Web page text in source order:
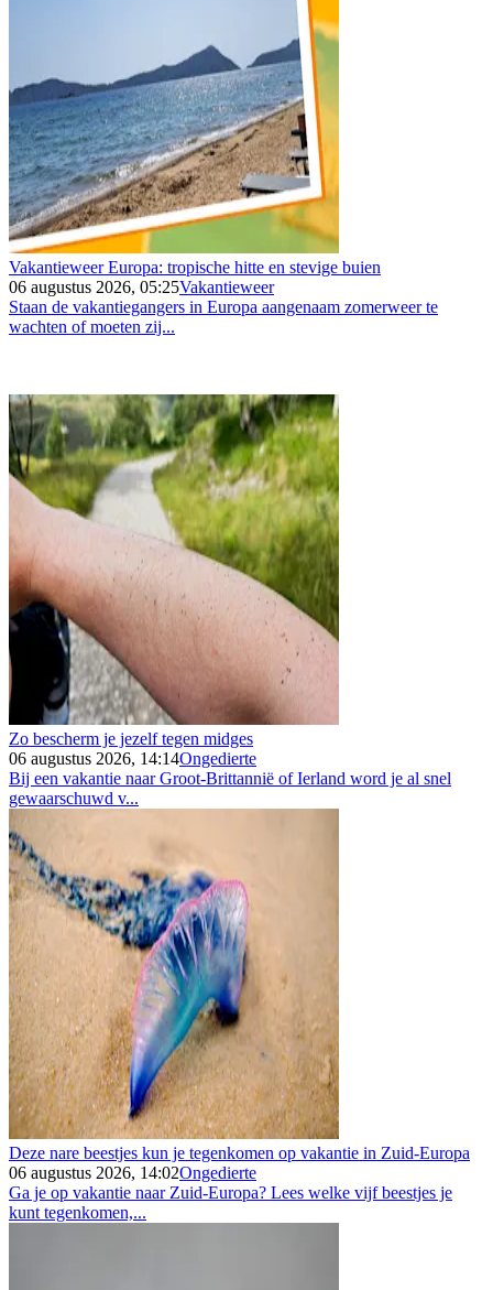
Vakantieweer Europa: tropische hitte en stevige buien
06 augustus 2026, 05:25Vakantieweer
Staan de vakantiegangers in Europa aangenaam zomerweer te
wachten of moeten zij...
Zo bescherm je jezelf tegen midges
06 augustus 2026, 14:14Ongedierte
Bij een vakantie naar Groot-Brittannië of Ierland word je al snel
gewaarschuwd v...
Deze nare beestjes kun je tegenkomen op vakantie in Zuid-Europa
06 augustus 2026, 14:02Ongedierte
Ga je op vakantie naar Zuid-Europa? Lees welke vijf beestjes je
kunt tegenkomen,...